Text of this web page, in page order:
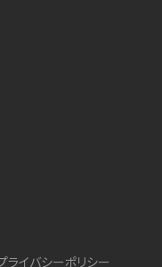
ライバシーポリシー